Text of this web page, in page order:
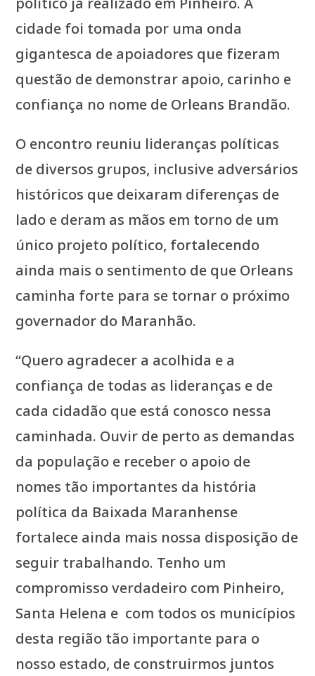
cidade foi tomada por uma onda
gigantesca de apoiadores que fizeram
questão de demonstrar apoio, carinho e
confiança no nome de Orleans Brandão.
O encontro reuniu lideranças políticas
de diversos grupos, inclusive adversários
históricos que deixaram diferenças de
lado e deram as mãos em torno de um
único projeto político, fortalecendo
ainda mais o sentimento de que Orleans
caminha forte para se tornar o próximo
governador do Maranhão.
“Quero agradecer a acolhida e a
confiança de todas as lideranças e de
cada cidadão que está conosco nessa
caminhada. Ouvir de perto as demandas
da população e receber o apoio de
nomes tão importantes da história
política da Baixada Maranhense
fortalece ainda mais nossa disposição de
seguir trabalhando. Tenho um
compromisso verdadeiro com Pinheiro,
Santa Helena e com todos os municípios
desta região tão importante para o
nosso estado, de construirmos juntos